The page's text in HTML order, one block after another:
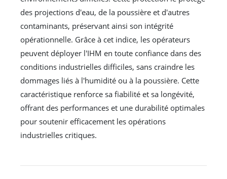
des projections d'eau, de la poussière et d'autres
contaminants, préservant ainsi son intégrité
opérationnelle. Grâce à cet indice, les opérateurs
peuvent déployer l'IHM en toute confiance dans des
conditions industrielles difficiles, sans craindre les
dommages liés à l'humidité ou à la poussière. Cette
caractéristique renforce sa fiabilité et sa longévité,
offrant des performances et une durabilité optimales
pour soutenir efficacement les opérations
industrielles critiques.